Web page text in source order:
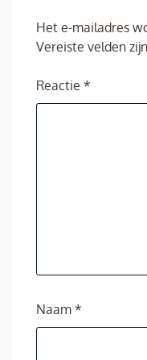
Het e-mailadres
Vereiste velden
Reactie *
Naam *